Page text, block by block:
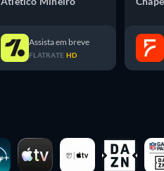
Assista em breve
FLATRATE HD